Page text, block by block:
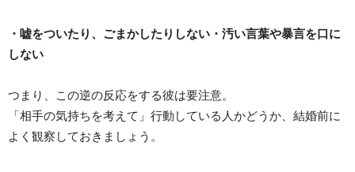
・嘘をついたり、ごまかしたりしない・汚い言葉や暴言を口に
しない
つまり、この逆の反応をする彼は要注意。
「相手の気持ちを考えて」行動している人かどうか、結婚前に
よく観察しておきましょう。